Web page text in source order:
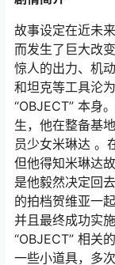
故事设定在近未
而发生了巨大改
惊人的出力、机
和坦克等工具沦
“OBJECT” 本身
生，他在整备基
员少女米琳达 。
但他得知米琳达
是他毅然决定回
的拍档贺维亚一
并且最终成功实
“OBJECT” 相关
一些小道具，多